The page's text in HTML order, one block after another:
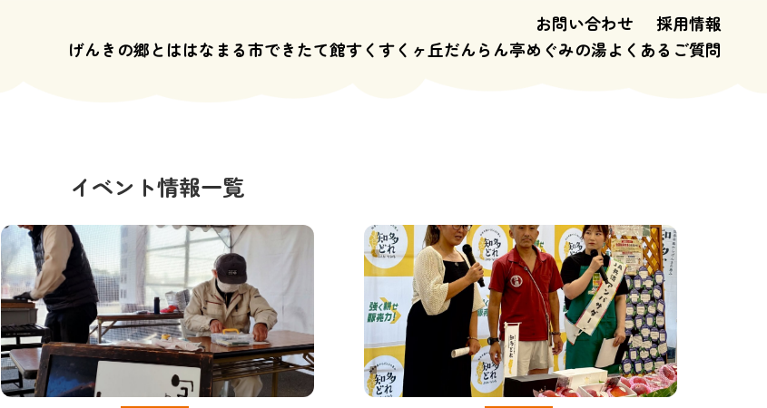
お問い合わせ
採用情報
げんきの郷とははなまる市できたて館すくすくヶ丘だんらん亭めぐみの湯よくあるご質問
イベント情報一覧